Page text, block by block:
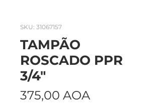
SKU: 31067157
TAMPÃO
ROSCADO PPR
3/4"
375,00 AOA